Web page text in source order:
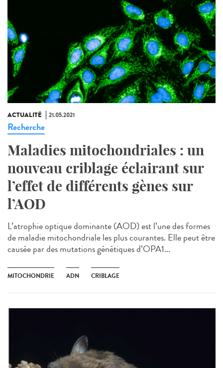
ACTUALITÉ 21.05.2021
Recherche
Maladies mitochondriales : un
nouveau criblage éclairant sur
l’effet de différents gènes sur
l’AOD
L’atrophie optique dominante (AOD) est l’une des formes
de maladie mitochondriale les plus courantes. Elle peut être
causée par des mutations génétiques d’OPA1...
MITOCHONDRIE ADN CRIBLAGE